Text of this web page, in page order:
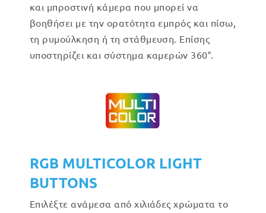
και μπροστινή κάμερα που μπορεί να
βοηθήσει με την ορατότητα εμπρός και πίσω,
τη ρυμούλκηση ή τη στάθμευση. Επίσης
υποστηρίζει και σύστημα καμερών 360°.
RGB MULTICOLOR LIGHT
BUTTONS
Επιλέξτε ανάμεσα από χιλιάδες χρώματα το